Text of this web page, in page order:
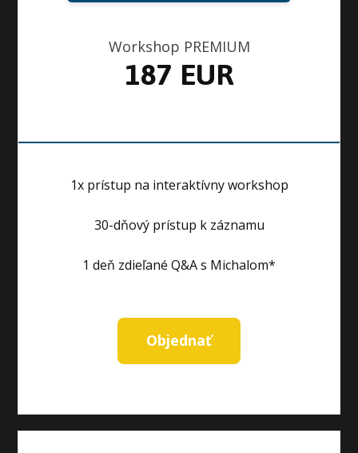
Workshop PREMIUM
187 EUR
1x prístup na interaktívny workshop
30-dňový prístup k záznamu
1 deň zdieľané Q&A s Michalom*
Objednať